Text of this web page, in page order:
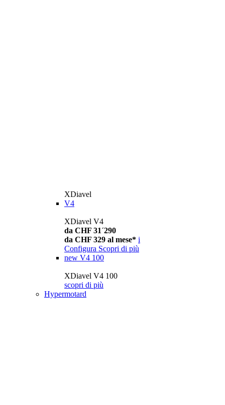
XDiavel
V4
XDiavel V4
da CHF 31´290
da CHF 329 al mese* i
Configura Scopri di più
new V4 100
XDiavel V4 100
scopri di più
Hypermotard